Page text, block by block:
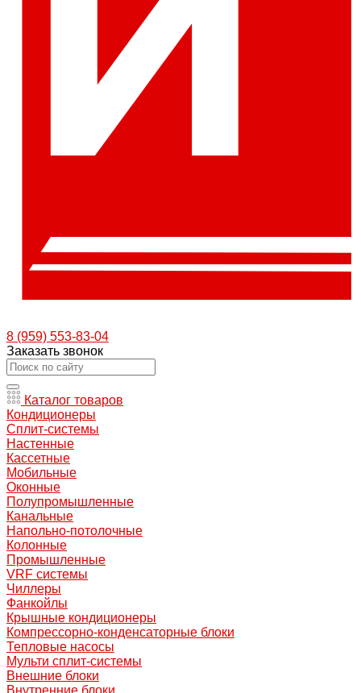
8 (959) 553-83-04
Заказать звонок
Каталог товаров
Кондиционеры
Сплит-системы
Настенные
Кассетные
Мобильные
Оконные
Полупромышленные
Канальные
Напольно-потолочные
Колонные
Промышленные
VRF системы
Чиллеры
Фанкойлы
Крышные кондиционеры
Компрессорно-конденсаторные блоки
Тепловые насосы
Мульти сплит-системы
Внешние блоки
Внутренние блоки